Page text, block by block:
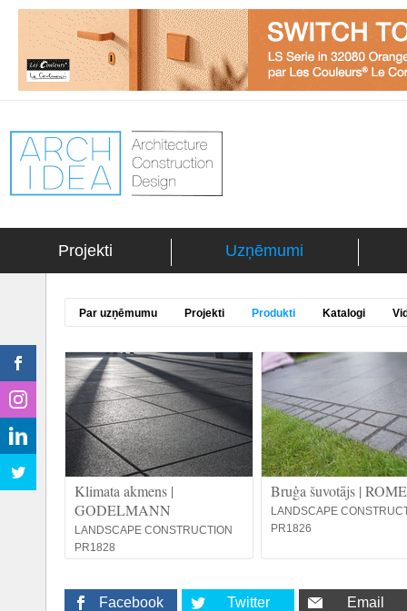
Projekti Uzņēmumi
Par uzņēmumu Projekti Produkti Katalogi
Klimata akmens |
GODELMANN
LANDSCAPE CONSTRUCTION
PR1828
Bruģa šuvotājs |
LANDSCAPE
PR1826
Facebook Twitter Email